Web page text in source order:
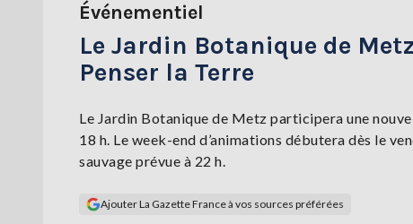
Événementiel
Le Jardin Botanique de
Penser la Terre
Le Jardin Botanique de Metz participera une
18 h. Le week-end d’animations débutera dès le
sauvage prévue à 22 h.
Ajouter La Gazette France à vos sources préférées